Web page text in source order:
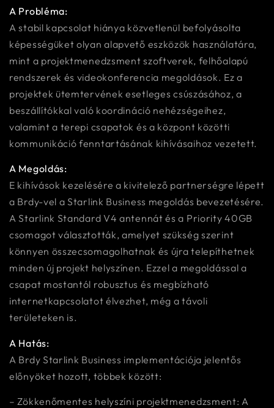
A Probléma:
A stabil kapcsolat hiánya közvetlenül befolyásolta
képességüket olyan alapvető eszközök használatára,
mint a projektmenedzsment szoftverek, felhőalapú
rendszerek és videokonferencia megoldások. Ez a
projektek ütemtervének esetleges csúszásához, a
beszállítókkal való koordináció nehézségeihez,
valamint a terepi csapatok és a központ közötti
kommunikáció fenntartásának kihívásaihoz vezetett.
A Megoldás:
E kihívások kezelésére a kivitelező partnerségre lépett
a Brdy-vel a Starlink Business megoldás bevezetésére.
A Starlink Standard V4 antennát és a Priority 40GB
csomagot választották, amelyet szükség szerint
könnyen összecsomagolhatnak és újra telepíthetnek
minden új projekt helyszínen. Ezzel a megoldással a
csapat mostantól robusztus és megbízható
internetkapcsolatot élvezhet, még a távoli
területeken is.
A Hatás:
A Brdy Starlink Business implementációja jelentős
előnyöket hozott, többek között:
– Zökkenőmentes helyszíni projektmenedzsment: A